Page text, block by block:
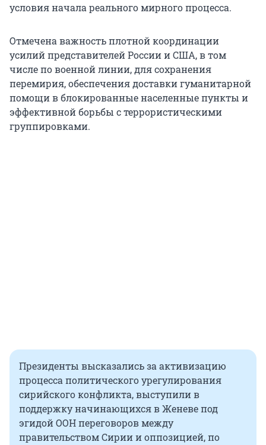
условия начала реального мирного процесса.
Отмечена важность плотной координации
усилий представителей России и США, в том
числе по военной линии, для сохранения
перемирия, обеспечения доставки гуманитарной
помощи в блокированные населенные пункты и
эффективной борьбы с террористическими
группировками.
Президенты высказались за активизацию
процесса политического урегулирования
сирийского конфликта, выступили в
поддержку начинающихся в Женеве под
эгидой ООН переговоров между
правительством Сирии и оппозицией, по